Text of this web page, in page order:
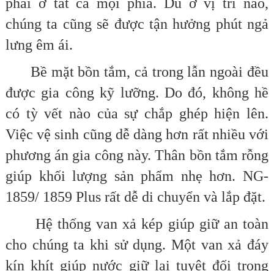
chúng ta cũng sẽ được tận hưởng phút ngả
lưng êm ái.
Bề mặt bồn tắm, cả trong lẫn ngoài đều
được gia công kỹ lưỡng. Do đó, không hề
có tỳ vết nào của sự chắp ghép hiện lên.
Việc vệ sinh cũng dễ dàng hơn rất nhiều với
phương án gia công này. Thân bồn tắm rỗng
giúp khối lượng sản phẩm nhẹ hơn. NG-
1859/ 1859 Plus rất dễ di chuyển và lắp đặt.
Hệ thống van xả kép giúp giữ an toàn
cho chúng ta khi sử dụng. Một van xả đáy
kín khít giúp nước giữ lại tuyệt đối trong